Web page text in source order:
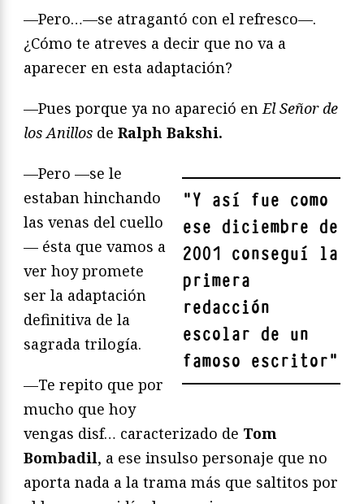
—Pero…—se atragantó con el refresco—.
¿Cómo te atreves a decir que no va a
aparecer en esta adaptación?
—Pues porque ya no apareció enEl Señor de
los Anillos de Ralph Bakshi.
"Y así fue como
ese diciembre de
2001 conseguí la
primera
redacción
escolar de un
famoso escritor"
—Pero —se le
estaban hinchando
las venas del cuello
— ésta que vamos a
ver hoy promete
ser la adaptación
definitiva de la
sagrada trilogía.
—Te repito que por
mucho que hoy
vengas disf… caracterizado de Tom
Bombadil, a ese insulso personaje que no
aporta nada a la trama más que saltitos por